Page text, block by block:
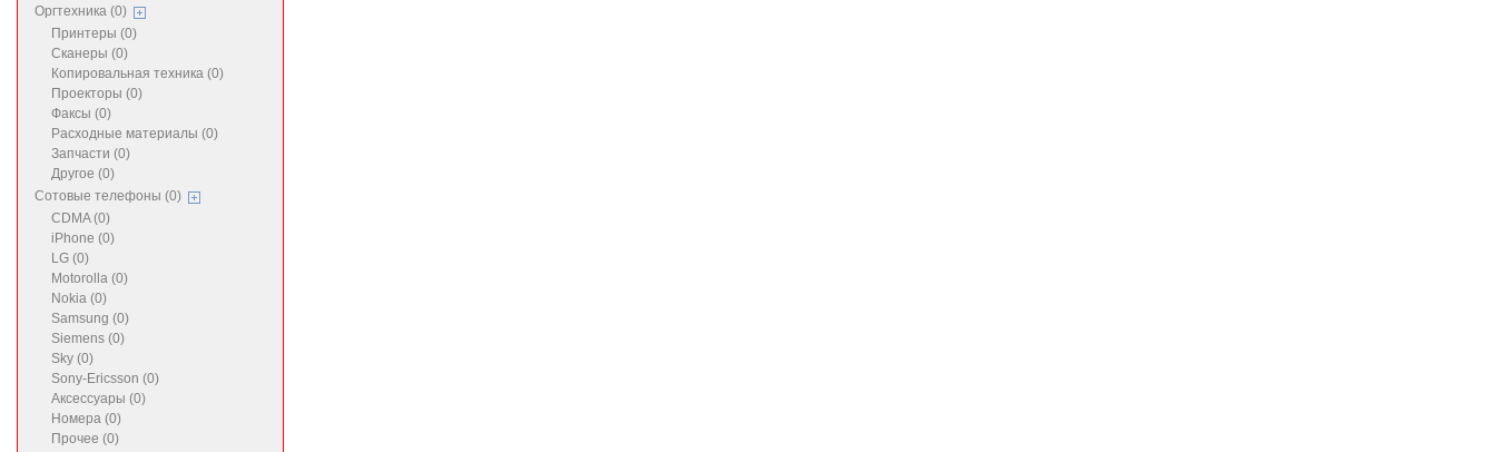
Оргтехника (0)
Принтеры (0)
Сканеры (0)
Копировальная техника (0)
Проекторы (0)
Факсы (0)
Расходные материалы (0)
Запчасти (0)
Другое (0)
Сотовые телефоны (0)
CDMA (0)
iPhone (0)
LG (0)
Motorolla (0)
Nokia (0)
Samsung (0)
Siemens (0)
Sky (0)
Sony-Ericsson (0)
Аксессуары (0)
Номера (0)
Прочее (0)